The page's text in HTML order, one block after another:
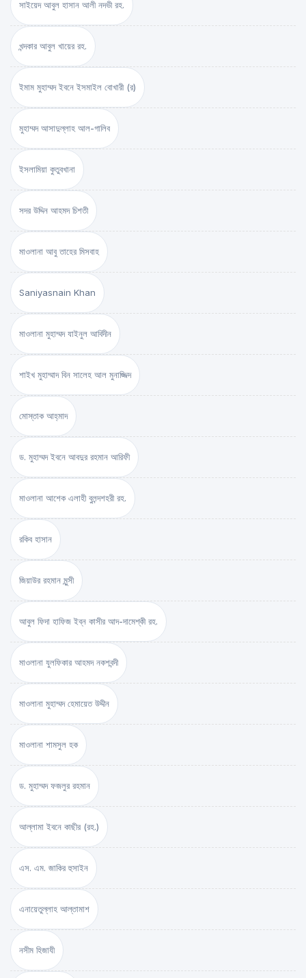
সাইয়েদ আবুল হাসান আলী নদভী রহ.
খন্দকার আবুল খায়ের রহ.
ইমাম মুহাম্মদ ইবনে ইসমাইল বোখারী (র)
মুহাম্মদ আসাদুল্লাহ আল-গালিব
ইসলামিয়া কুতুবখানা
সদর উদ্দিন আহমদ চিশতী
মাওলানা আবু তাহের মিসবাহ
Saniyasnain Khan
মাওলানা মুহাম্মদ যাইনুল আবিদীন
শাইখ মুহাম্মাদ বিন সালেহ আল মুনাজ্জিদ
মোস্তাক আহ্‌মাদ
ড. মুহাম্মদ ইবনে আবদুর রহমান আরিফী
মাওলানা আশেক এলাহী বুলন্দশহরী রহ.
রকিব হাসান
জিয়াউর রহমান মুন্সী
আবুল ফিদা হাফিজ ইব্‌ন কাসীর আদ-দামেশ্‌কী রহ.
মাওলানা যুলফিকার আহমদ নকশবন্দী
মাওলানা মুহাম্মদ হেমায়েত উদ্দীন
মাওলানা শামসুল হক
ড. মুহাম্মদ ফজলুর রহমান
আল্লামা ইবনে কাছীর (রহ.)
এস. এম. জাকির হুসাইন
এনায়েতুল্লাহ আল্‌তামাশ
নসীম হিজাযী